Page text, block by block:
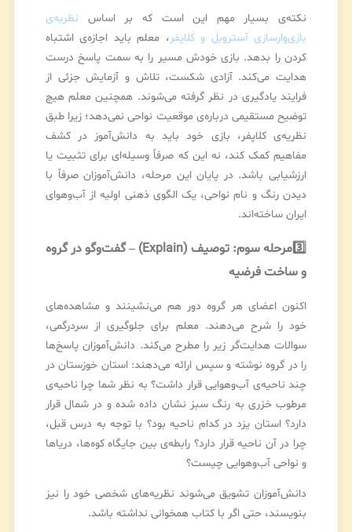
نکته‌ی بسیار مهم این است که بر اساس نظریه‌ی
بازی‌وارسازی آسترویل و کلاپفر ، معلم باید اجازه‌ی اشتباه
کردن را بدهد. بازی خودش مسیر را به سمت پاسخ درست
هدایت می‌کند. آزادی شکست، تلاش و آزمایش جزئی از
فرایند یادگیری در نظر گرفته می‌شوند. همچنین معلم هیچ
توضیح مستقیمی درباره‌ی موقعیت نواحی نمی‌دهد؛ زیرا طبق
نظریه‌ی کلاپفر، بازی خود باید به دانش‌آموز در کشف
مفاهیم کمک کند، نه این که صرفاً وسیله‌ای برای تثبیت یا
ارزشیابی باشد. در پایان این مرحله، دانش‌آموزان صرفاً با
دیدن رنگ و نام نواحی، یک الگوی ذهنی اولیه از آب‌وهوای
ایران ساخته‌اند.
3️⃣
مرحله سوم: توصیف (Explain) – گفت‌وگو در گروه
و ساخت فرضیه
اکنون اعضای هر گروه دور هم می‌نشینند و مشاهده‌های
خود را شرح می‌دهند. معلم برای جلوگیری از سردرگمی،
سوالات هدایت‌گر زیر را مطرح می‌کند. دانش‌آموزان پاسخ‌ها
را در گروه نوشته و سپس ارائه می‌دهند: استان خوزستان در
چند ناحیه‌ی آب‌وهوایی قرار داشت؟ به نظر شما چرا ناحیه‌ی
مرطوب خزری به رنگ سبز نشان داده شده و در شمال قرار
دارد؟ استان یزد در کدام ناحیه بود؟ با توجه به درس قبل،
چرا در آن ناحیه قرار دارد؟ رابطه‌ی بین جایگاه کوه‌ها، دریاها
و نواحی آب‌وهوایی چیست؟
دانش‌آموزان تشویق می‌شوند نظریه‌های شخصی خود را نیز
بنویسند، حتی اگر با کتاب همخوانی نداشته باشد.